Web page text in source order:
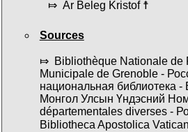
⤇ Ar Beleg Kristof ☨
Sources
⤇ Bibliothèque Nationale de
Municipale de Grenoble -
национальная библиотека -
Монгол Улсын Үндэсний
départementales diverses -
Bibliotheca Apostolica